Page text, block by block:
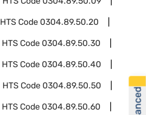
HTS Code0304.89.50.20
HTS Code0304.89.50.30
HTS Code0304.89.50.40
HTS Code0304.89.50.50
HTS Code0304.89.50.60